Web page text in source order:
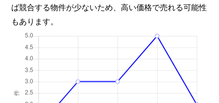
ば競合する物件が少ないため、高い価格で売れる可能性
もあります。